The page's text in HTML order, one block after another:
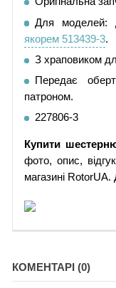
Для моделей:
якорем 513439-3.
З храповиком
Передає
патроном.
227806-3
Купити
фото, опис,
магазині RotorUA.
КОМЕНТАРІ (0)